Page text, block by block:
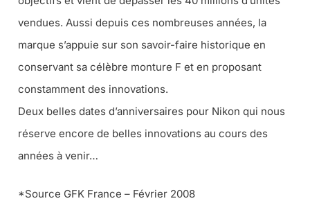
vendues. Aussi depuis ces nombreuses années, la
marque s’appuie sur son savoir-faire historique en
conservant sa célèbre monture F et en proposant
constamment des innovations.
Deux belles dates d’anniversaires pour Nikon qui nous
réserve encore de belles innovations au cours des
années à venir…
*Source GFK France – Février 2008